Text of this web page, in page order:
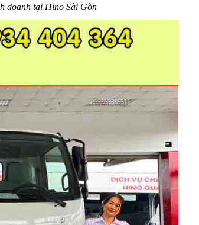
doanh tại Hino Sài Gòn